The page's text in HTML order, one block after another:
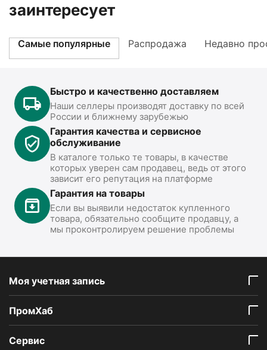
заинтересует
Самые популярные Распродажа Недавно
Быстро и качественно доставляем
Наши селлеры производят доставку по всей
России и ближнему зарубежью
Гарантия качества и сервисное
обслуживание
В каталоге только те товары, в качестве
которых уверен сам продавец, ведь от этого
зависит его репутация на платформе
Гарантия на товары
Если вы выявили недостаток купленного
товара, обязательно сообщите продавцу, а
мы проконтролируем решение проблемы
Моя учетная запись
ПромХаб
Сервис